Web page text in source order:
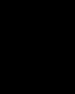
Принесли